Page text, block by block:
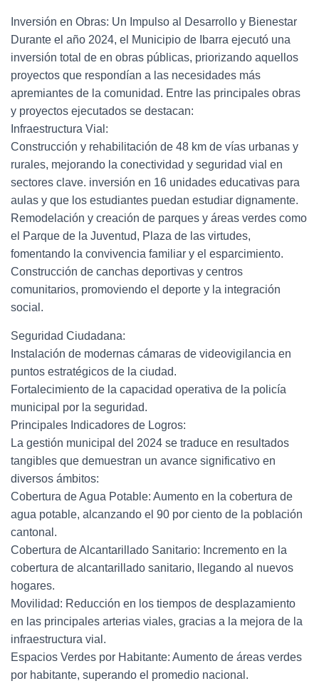
Inversión en Obras: Un Impulso al Desarrollo y Bienestar
Durante el año 2024, el Municipio de Ibarra ejecutó una
inversión total de en obras públicas, priorizando aquellos
proyectos que respondían a las necesidades más
apremiantes de la comunidad. Entre las principales obras
y proyectos ejecutados se destacan:
Infraestructura Vial:
Construcción y rehabilitación de 48 km de vías urbanas y
rurales, mejorando la conectividad y seguridad vial en
sectores clave. inversión en 16 unidades educativas para
aulas y que los estudiantes puedan estudiar dignamente.
Remodelación y creación de parques y áreas verdes como
el Parque de la Juventud, Plaza de las virtudes,
fomentando la convivencia familiar y el esparcimiento.
Construcción de canchas deportivas y centros
comunitarios, promoviendo el deporte y la integración
social.
Seguridad Ciudadana:
Instalación de modernas cámaras de videovigilancia en
puntos estratégicos de la ciudad.
Fortalecimiento de la capacidad operativa de la policía
municipal por la seguridad.
Principales Indicadores de Logros:
La gestión municipal del 2024 se traduce en resultados
tangibles que demuestran un avance significativo en
diversos ámbitos:
Cobertura de Agua Potable: Aumento en la cobertura de
agua potable, alcanzando el 90 por ciento de la población
cantonal.
Cobertura de Alcantarillado Sanitario: Incremento en la
cobertura de alcantarillado sanitario, llegando al nuevos
hogares.
Movilidad: Reducción en los tiempos de desplazamiento
en las principales arterias viales, gracias a la mejora de la
infraestructura vial.
Espacios Verdes por Habitante: Aumento de áreas verdes
por habitante, superando el promedio nacional.